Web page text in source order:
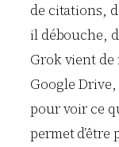
de citations,
il débouche,
Grok vient de
Google
pour voir ce
permet